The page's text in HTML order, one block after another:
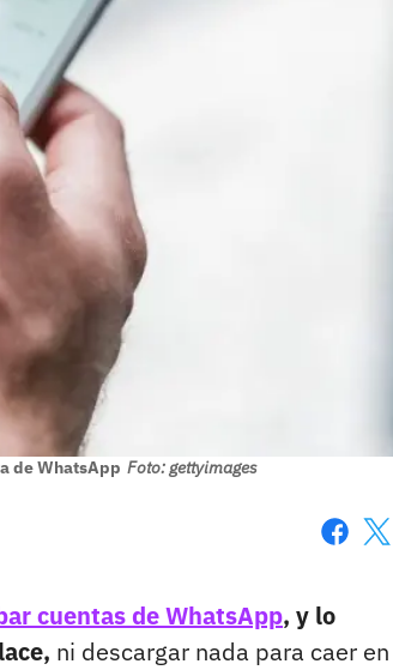
de WhatsApp Foto: gettyimages
cuentas de WhatsApp, y lo
ni descargar nada para caer